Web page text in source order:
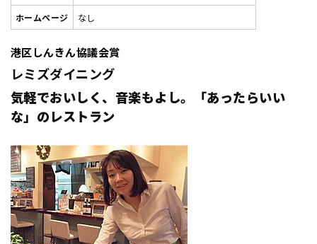
ホームページ
なし
港区しんきん協議会賞
レミズダイニング
気軽でおいしく、音楽もよし。「あったらいい
な」のレストラン